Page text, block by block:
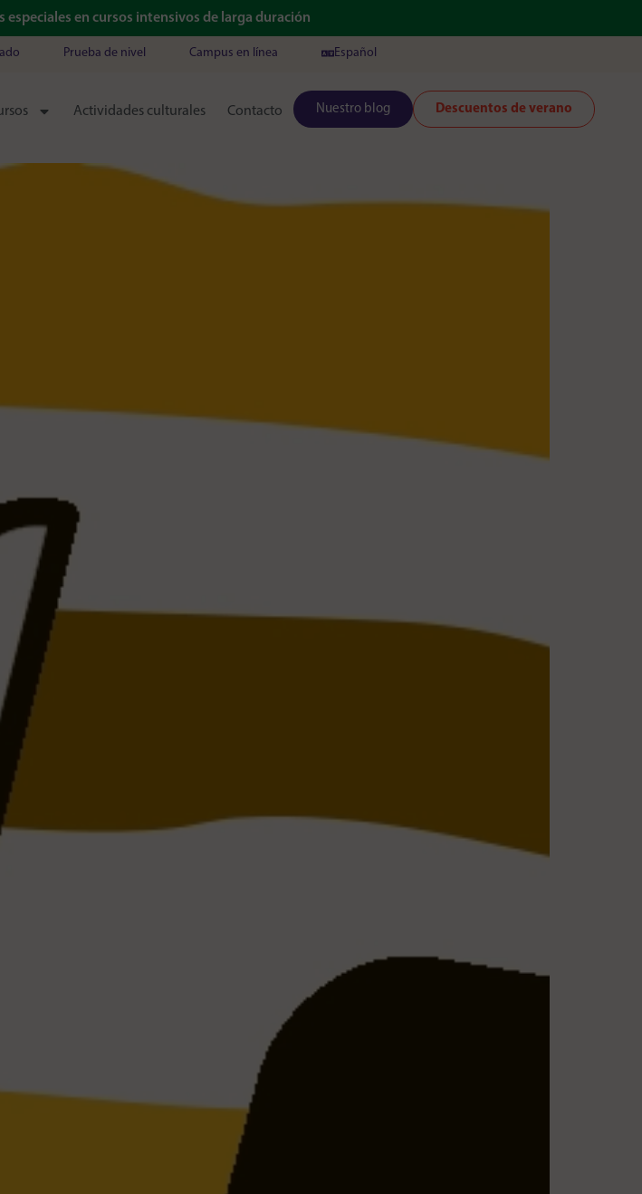
especiales en cursos intensivos de larga duración
Prueba de nivel Campus en línea Español
Actividades culturales Contacto Nuestro blog Descuentos de verano